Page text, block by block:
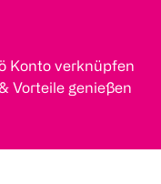
Konto verknüpfen
& Vorteile genießen